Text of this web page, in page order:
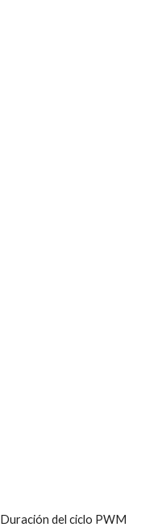
Duración del ciclo PWM